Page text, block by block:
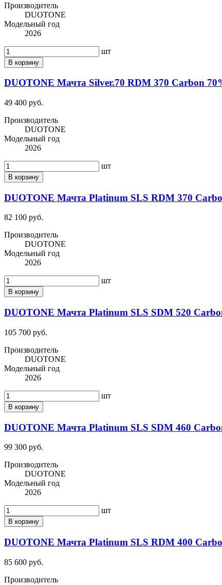
Производитель
DUOTONE
Модельный год
2026
шт
В корзину
DUOTONE Мачта Silver.70 RDM 370 Carbon
49 400 руб.
Производитель
DUOTONE
Модельный год
2026
шт
В корзину
DUOTONE Мачта Platinum SLS RDM 370
82 100 руб.
Производитель
DUOTONE
Модельный год
2026
шт
В корзину
DUOTONE Мачта Platinum SLS SDM 520
105 700 руб.
Производитель
DUOTONE
Модельный год
2026
шт
В корзину
DUOTONE Мачта Platinum SLS SDM 460
99 300 руб.
Производитель
DUOTONE
Модельный год
2026
шт
В корзину
DUOTONE Мачта Platinum SLS RDM 400
85 600 руб.
Производитель